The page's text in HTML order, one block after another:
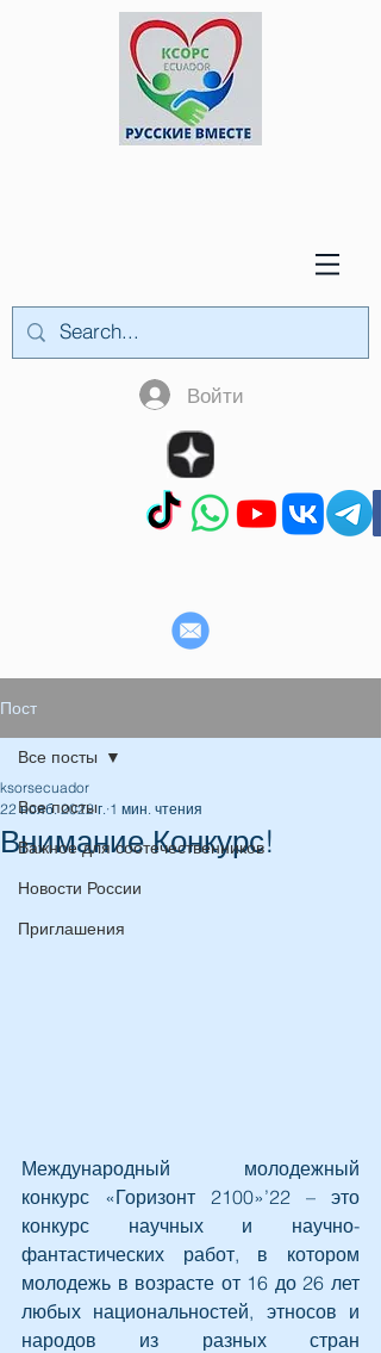
Войти
Пост
Все посты
Важное для соотечественников
Новости России
Приглашения
Все посты
Внимание Конкурс!
ksorsecuador
22 нояб. 2022 г. 1 мин. чтения
Международный молодежный
конкурс «Горизонт 2100»’22 – это
конкурс научных и научно-
фантастических работ, в котором
молодежь в возрасте от 16 до 26 лет
любых национальностей, этносов и
народов из разных стран